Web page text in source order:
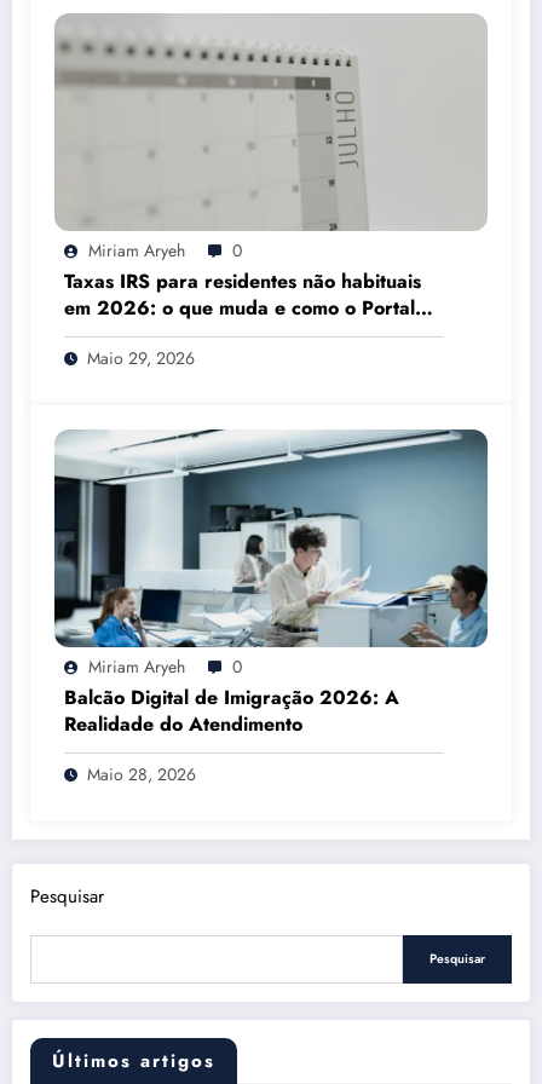
Miriam Aryeh 0
Taxas IRS para residentes não habituais
em 2026: o que muda e como o Portal
das Finanças pode ajudar
Maio 29, 2026
Miriam Aryeh 0
Balcão Digital de Imigração 2026: A
Realidade do Atendimento
Maio 28, 2026
Pesquisar
Pesquisar
Últimos artigos